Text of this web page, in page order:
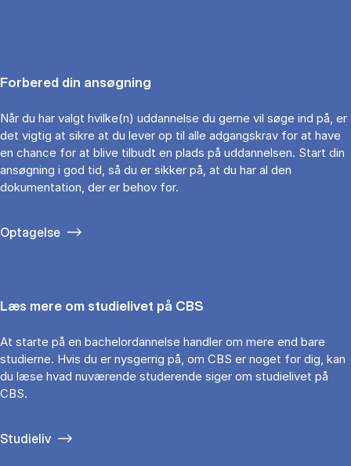
Forbered din ansøgning
Når du har valgt hvilke(n) uddannelse du gerne vil søge ind på, er
det vigtig at sikre at du lever op til alle adgangskrav for at have
en chance for at blive tilbudt en plads på uddannelsen. Start din
ansøgning i god tid, så du er sikker på, at du har al den
dokumentation, der er behov for.
Optagelse
Læs mere om studielivet på CBS
At starte på en bachelordannelse handler om mere end bare
studierne. Hvis du er nysgerrig på, om CBS er noget for dig, kan
du læse hvad nuværende studerende siger om studielivet på
CBS.
Studieliv